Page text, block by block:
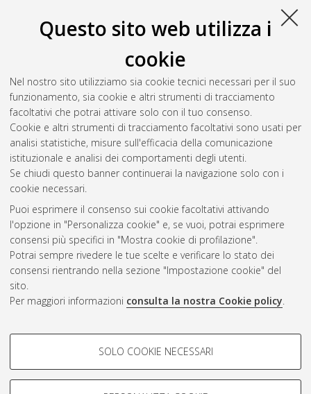
Questo sito web utilizza i
cookie
Nel nostro sito utilizziamo sia cookie tecnici necessari per il suo
funzionamento, sia cookie e altri strumenti di tracciamento
facoltativi che potrai attivare solo con il tuo consenso.
Cookie e altri strumenti di tracciamento facoltativi sono usati per
analisi statistiche, misure sull'efficacia della comunicazione
istituzionale e analisi dei comportamenti degli utenti.
Se chiudi questo banner continuerai la navigazione solo con i
cookie necessari.
Puoi esprimere il consenso sui cookie facoltativi attivando
l'opzione in "Personalizza cookie" e, se vuoi, potrai esprimere
consensi più specifici in "Mostra cookie di profilazione".
Potrai sempre rivedere le tue scelte e verificare lo stato dei
consensi rientrando nella sezione "Impostazione cookie" del
sito.
Per maggiori informazioni consulta la nostra Cookie policy.
COOKIE DI PROFILAZIONE -
Si tratta di cookie utilizzati per analizzare le caratteristiche della
SOLO COOKIE NECESSARI
L' "opera mondo" di Paolo Volponi fra
satira e morale , [Dissertation thesis], Alma Mater Studiorum
Università di Bologna. Dottorato di ricerca inItalianistica
Ciclo.
Questa lista e' stata generata ilFri Aug 7 20:33:01 2026 CEST
Atom
Rss 1.0
Rss 2.0
ISSN: 2038-7946
Impostazioni Cookie
Informativa sulla privacy
Condizioni d’uso del sito